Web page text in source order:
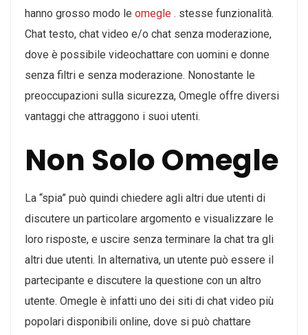
hanno grosso modo le omegle . stesse funzionalità.
Chat testo, chat video e/o chat senza moderazione,
dove è possibile videochattare con uomini e donne
senza filtri e senza moderazione. Nonostante le
preoccupazioni sulla sicurezza, Omegle offre diversi
vantaggi che attraggono i suoi utenti.
Non Solo Omegle
La “spia” può quindi chiedere agli altri due utenti di
discutere un particolare argomento e visualizzare le
loro risposte, e uscire senza terminare la chat tra gli
altri due utenti. In alternativa, un utente può essere il
partecipante e discutere la questione con un altro
utente. Omegle è infatti uno dei siti di chat video più
popolari disponibili online, dove si può chattare